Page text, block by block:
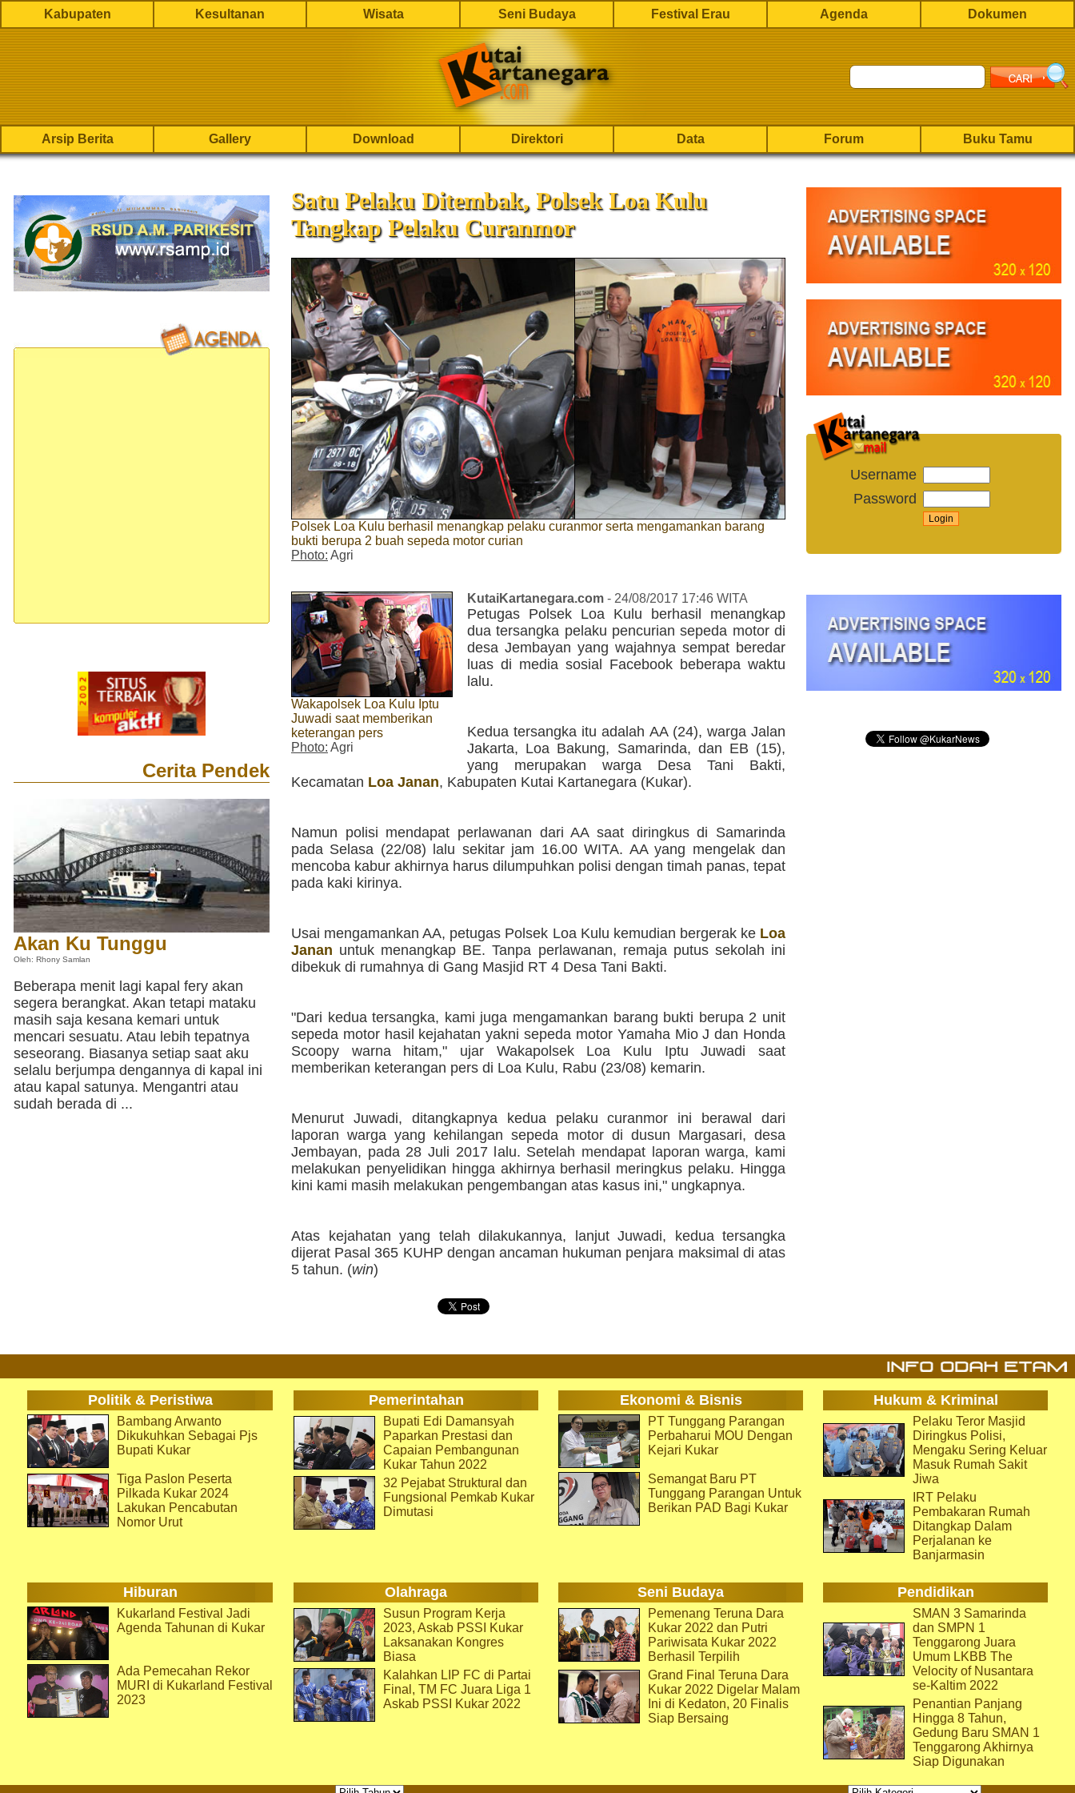
Kabupaten Kesultanan Wisata Seni Budaya Festival Erau Agenda Dokumen
Arsip Berita Gallery Download Direktori Data Forum Buku Tamu
Cerita Pendek
Akan Ku Tunggu
Oleh: Rhony Samlan
Beberapa menit lagi kapal fery akan
segera berangkat. Akan tetapi mataku
masih saja kesana kemari untuk
mencari sesuatu. Atau lebih tepatnya
seseorang. Biasanya setiap saat aku
selalu berjumpa dengannya di kapal ini
atau kapal satunya. Mengantri atau
sudah berada di ...
Satu Pelaku Ditembak, Polsek Loa Kulu
Tangkap Pelaku Curanmor
Polsek Loa Kulu berhasil menangkap pelaku curanmor serta mengamankan barang
bukti berupa 2 buah sepeda motor curian
Photo: Agri
Wakapolsek Loa Kulu Iptu
Juwadi saat memberikan
keterangan pers
Photo: Agri
KutaiKartanegara.com - 24/08/2017 17:46 WITA
Petugas Polsek Loa Kulu berhasil menangkap
dua tersangka pelaku pencurian sepeda motor di
desa Jembayan yang wajahnya sempat beredar
luas di media sosial Facebook beberapa waktu
lalu.
Kedua tersangka itu adalah AA (24), warga Jalan
Jakarta, Loa Bakung, Samarinda, dan EB (15),
yang merupakan warga Desa Tani Bakti,
Kecamatan Loa Janan, Kabupaten Kutai Kartanegara (Kukar).
Namun polisi mendapat perlawanan dari AA saat diringkus di Samarinda
pada Selasa (22/08) lalu sekitar jam 16.00 WITA. AA yang mengelak dan
mencoba kabur akhirnya harus dilumpuhkan polisi dengan timah panas, tepat
pada kaki kirinya.
Usai mengamankan AA, petugas Polsek Loa Kulu kemudian bergerak ke Loa
Janan untuk menangkap BE. Tanpa perlawanan, remaja putus sekolah ini
dibekuk di rumahnya di Gang Masjid RT 4 Desa Tani Bakti.
"Dari kedua tersangka, kami juga mengamankan barang bukti berupa 2 unit
sepeda motor hasil kejahatan yakni sepeda motor Yamaha Mio J dan Honda
Scoopy warna hitam," ujar Wakapolsek Loa Kulu Iptu Juwadi saat
memberikan keterangan pers di Loa Kulu, Rabu (23/08) kemarin.
Menurut Juwadi, ditangkapnya kedua pelaku curanmor ini berawal dari
laporan warga yang kehilangan sepeda motor di dusun Margasari, desa
Jembayan, pada 28 Juli 2017 lalu. Setelah mendapat laporan warga, kami
melakukan penyelidikan hingga akhirnya berhasil meringkus pelaku. Hingga
kini kami masih melakukan pengembangan atas kasus ini," ungkapnya.
Atas kejahatan yang telah dilakukannya, lanjut Juwadi, kedua tersangka
dijerat Pasal 365 KUHP dengan ancaman hukuman penjara maksimal di atas
5 tahun. (win)
Username
Password
Politik & Peristiwa Pemerintahan Ekonomi & Bisnis Hukum & Kriminal
Bambang Arwanto
Dikukuhkan Sebagai Pjs
Bupati Kukar
Tiga Paslon Peserta
Pilkada Kukar 2024
Lakukan Pencabutan
Nomor Urut
Bupati Edi Damansyah
Paparkan Prestasi dan
Capaian Pembangunan
Kukar Tahun 2022
32 Pejabat Struktural dan
Fungsional Pemkab Kukar
Dimutasi
PT Tunggang Parangan
Perbaharui MOU Dengan
Kejari Kukar
Semangat Baru PT
Tunggang Parangan Untuk
Berikan PAD Bagi Kukar
Pelaku Teror Masjid
Diringkus Polisi,
Mengaku Sering Keluar
Masuk Rumah Sakit
Jiwa
IRT Pelaku
Pembakaran Rumah
Ditangkap Dalam
Perjalanan ke
Banjarmasin
Hiburan Olahraga Seni Budaya Pendidikan
Kukarland Festival Jadi
Agenda Tahunan di Kukar
Ada Pemecahan Rekor
MURI di Kukarland Festival
2023
Susun Program Kerja
2023, Askab PSSI Kukar
Laksanakan Kongres
Biasa
Kalahkan LIP FC di Partai
Final, TM FC Juara Liga 1
Askab PSSI Kukar 2022
Pemenang Teruna Dara
Kukar 2022 dan Putri
Pariwisata Kukar 2022
Berhasil Terpilih
Grand Final Teruna Dara
Kukar 2022 Digelar Malam
Ini di Kedaton, 20 Finalis
Siap Bersaing
SMAN 3 Samarinda
dan SMPN 1
Tenggarong Juara
Umum LKBB The
Velocity of Nusantara
se-Kaltim 2022
Penantian Panjang
Hingga 8 Tahun,
Gedung Baru SMAN 1
Tenggarong Akhirnya
Siap Digunakan